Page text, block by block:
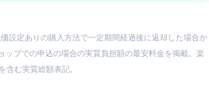
設定ありの購入方法で一定期間経過後に返却した場合か
ップでの申込の場合の実質負担額の最安料金を掲載。楽
む実質総額表記。